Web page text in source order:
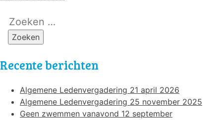
c
Zoeken
naar:
Recente berichten
Algemene Ledenvergadering 21 april 2026
Algemene Ledenvergadering 25 november 2025
Geen zwemmen vanavond 12 september